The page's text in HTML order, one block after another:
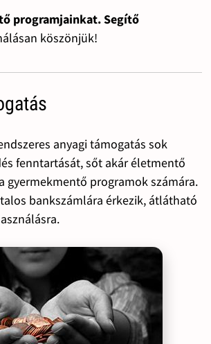
programjainkat. Segítő
köszönjük!
anyagi támogatás sok
fenntartását, sőt akár életmentő
gyermekmentő programok számára.
bankszámlára érkezik, átlátható